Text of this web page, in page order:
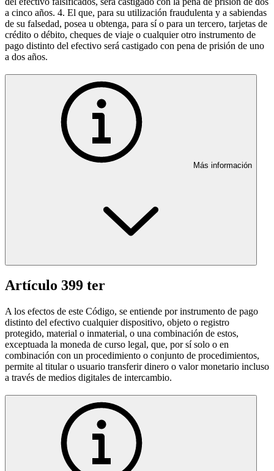
a cinco años. 4. El que, para su utilización fraudulenta y a sabiendas
de su falsedad, posea u obtenga, para sí o para un tercero, tarjetas de
crédito o débito, cheques de viaje o cualquier otro instrumento de
pago distinto del efectivo será castigado con pena de prisión de uno
a dos años.
Más información
Artículo 399 ter
A los efectos de este Código, se entiende por instrumento de pago
distinto del efectivo cualquier dispositivo, objeto o registro
protegido, material o inmaterial, o una combinación de estos,
exceptuada la moneda de curso legal, que, por sí solo o en
combinación con un procedimiento o conjunto de procedimientos,
permite al titular o usuario transferir dinero o valor monetario incluso
a través de medios digitales de intercambio.